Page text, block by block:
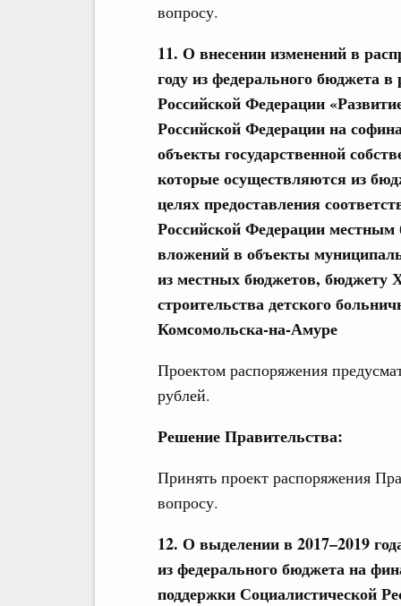
вопросу.
11. О внесении изменений в
году из федерального бюджета
Российской Федерации
Российской Федерации на
объекты государственной
которые осуществляются из
целях предоставления
Российской Федерации
вложений в объекты
из местных бюджетов, бюджету
строительства детского
Комсомольска-на-Амуре
Проектом распоряжения
рублей.
Решение Правительства:
Принять проект распоряжения
вопросу.
12. О выделении в 2017–2019
из федерального бюджета на
поддержки Социалистической